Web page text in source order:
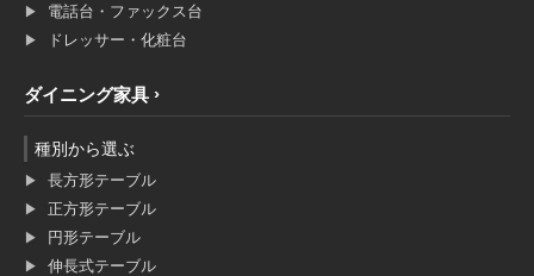
電話台・ファックス台
ドレッサー・化粧台
ダイニング家具
種別から選ぶ
長方形テーブル
正方形テーブル
円形テーブル
伸長式テーブル